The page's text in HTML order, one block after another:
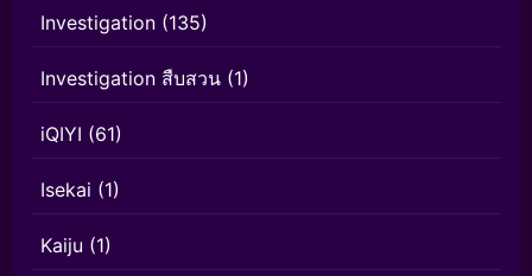
Investigation (135)
Investigation สืบสวน (1)
iQIYI (61)
Isekai (1)
Kaiju (1)